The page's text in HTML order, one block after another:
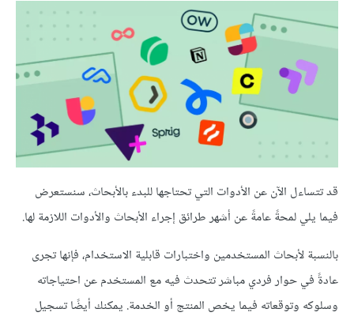
قد تتساءل الآن عن الأدوات التي تحتاجها للبدء بالأبحاث، سنستعرض
فيما يلي لمحةً عامةً عن أشهر طرائق إجراء الأبحاث والأدوات اللازمة لها.
بالنسبة لأبحاث المستخدمين واختبارات قابلية الاستخدام، فإنها تجرى
عادةً في حوار فردي مباشر تتحدث فيه مع المستخدم عن احتياجاته
وسلوكه وتوقعاته فيما يخص المنتج أو الخدمة. يمكنك أيضًا تسجيل